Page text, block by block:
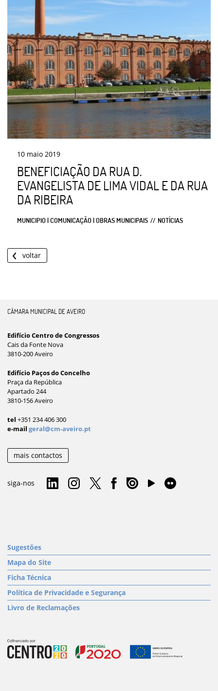
10 maio 2019
BENEFICIAÇÃO DA RUA D.
EVANGELISTA DE LIMA VIDAL E DA RUA
DA RIBEIRA
MUNICIPIO | COMUNICAÇÃO | OBRAS MUNICIPAIS NOTÍCIAS
voltar
CÂMARA MUNICIPAL DE AVEIRO
Edifício Centro de Congressos
Cais da Fonte Nova
3810-200 Aveiro
Edifício Paços do Concelho
Praça da República
Apartado 244
3810-156 Aveiro
tel +351 234 406 300
e-mail geral@cm-aveiro.pt
mais contactos
siga-nos
Sugestões
Mapa do Site
Ficha Técnica
Política de Privacidade e Segurança
Livro de Reclamações